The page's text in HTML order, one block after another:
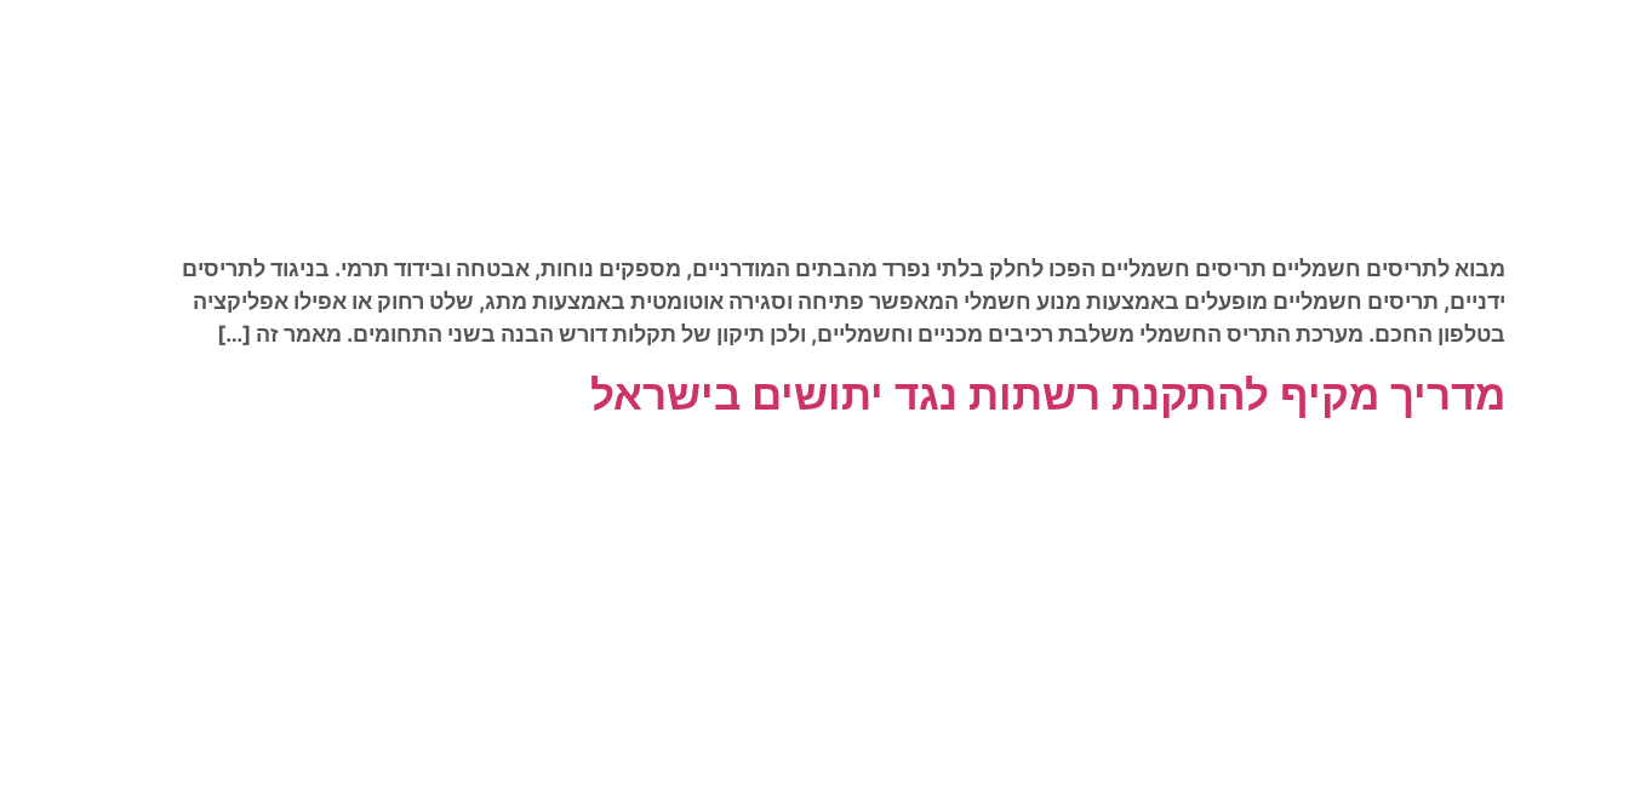
מבוא לתריסים חשמליים תריסים חשמליים הפכו לחלק בלתי נפרד מהבתים המודרניים, מספקים נוחות, אבטחה ובידוד תרמי. בניגוד לתריסים
ידניים, תריסים חשמליים מופעלים באמצעות מנוע חשמלי המאפשר פתיחה וסגירה אוטומטית באמצעות מתג, שלט רחוק או אפילו אפליקציה
בטלפון החכם. מערכת התריס החשמלי משלבת רכיבים מכניים וחשמליים, ולכן תיקון של תקלות דורש הבנה בשני התחומים. מאמר זה […]
מדריך מקיף להתקנת רשתות נגד יתושים בישראל